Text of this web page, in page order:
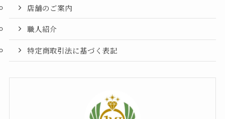
店舗のご案内
職人紹介
特定商取引法に基づく表記